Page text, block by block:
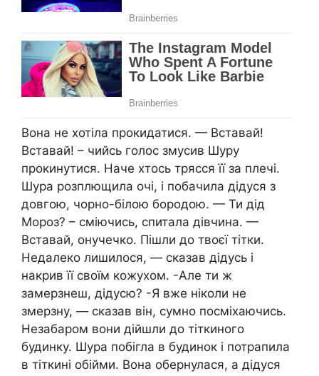
Вона не хотіла прокидатися. — Вставай!
Вставай! – чийсь голос змусив Шуру
прокинутися. Наче хтось трясся її за плечі.
Шура розплющила очі, і побачила дідуся з
довгою, чорно-білою бородою. — Ти дід
Мороз? – сміючись, спитала дівчина. —
Вставай, онучечко. Пішли до твоєї тітки.
Недалеко лишилося, — сказав дідусь і
накрив її своїм кожухом. -Але ти ж
замерзнеш, дідусю? -Я вже ніколи не
змерзну, — сказав він, сумно посміхаючись.
Незабаром вони дійшли до тіткиного
будинку. Шура побігла в будинок і потрапила
в тіткині обійми. Вона обернулася, а дідуся